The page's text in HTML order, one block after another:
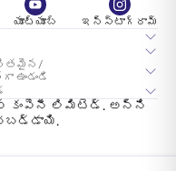
యూట్యూబ్
ఇన్స్టాగ్రామ్
కంపెనీ లిమిటెడ్. అన్ని